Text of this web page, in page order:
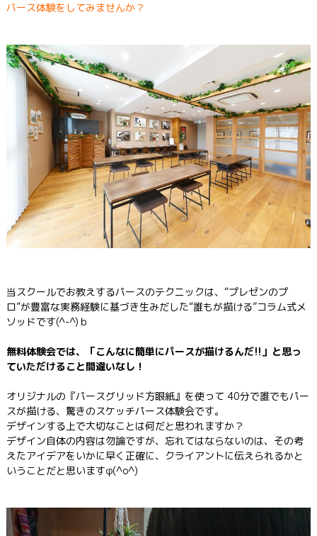
パース体験をしてみませんか？
当スクールでお教えするパースのテクニックは、“プレゼンのプ
ロ”が豊富な実務経験に基づき生みだした“誰もが描ける”コラム式メ
ソッドです(^-^)ｂ
無料体験会では、「こんなに簡単にパースが描けるんだ!!」と思っ
ていただけること間違いなし！
オリジナルの『パースグリッド方眼紙』を使って 40分で誰でもパー
スが描ける、驚きのスケッチパース体験会です。
デザインする上で大切なことは何だと思われますか？
デザイン自体の内容は勿論ですが、忘れてはならないのは、その考
えたアイデアをいかに早く正確に、クライアントに伝えられるかと
いうことだと思いますφ(^o^)